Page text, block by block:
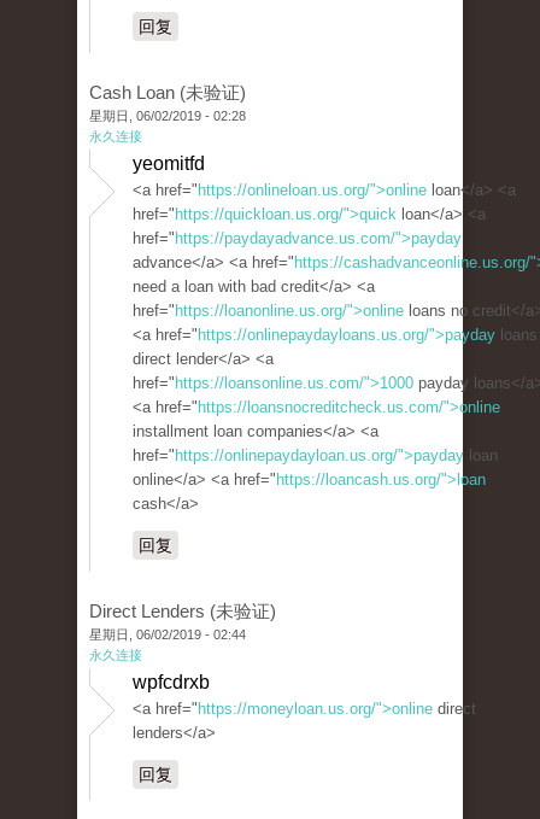
回复
Cash Loan (未验证)
星期日, 06/02/2019 - 02:28
永久连接
yeomitfd
<a href=" https://onlineloan.us.org/">online loan</a> <a
href=" https://quickloan.us.org/">quick loan</a> <a
href=" https://paydayadvance.us.com/">payday
advance</a> <a href=" https://cashadvanceonline.us.org/
need a loan with bad credit</a> <a
href=" https://loanonline.us.org/">online loans no credit</
<a href=" https://onlinepaydayloans.us.org/">payday loans
direct lender</a> <a
href=" https://loansonline.us.com/">1000 payday loans</
<a href=" https://loansnocreditcheck.us.com/">online
installment loan companies</a> <a
href=" https://onlinepaydayloan.us.org/">payday loan
online</a> <a href=" https://loancash.us.org/">loan
cash</a>
回复
Direct Lenders (未验证)
星期日, 06/02/2019 - 02:44
永久连接
wpfcdrxb
<a href=" https://moneyloan.us.org/">online direct
lenders</a>
回复